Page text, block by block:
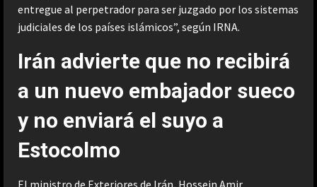
entregue al perpetrador para ser juzgado por los sistemas
judiciales de los países islámicos”, según IRNA.
Irán advierte que no recibirá
a un nuevo embajador sueco
y no enviará el suyo a
Estocolmo
El ministro de Exteriores de Irán, Hossein Amir